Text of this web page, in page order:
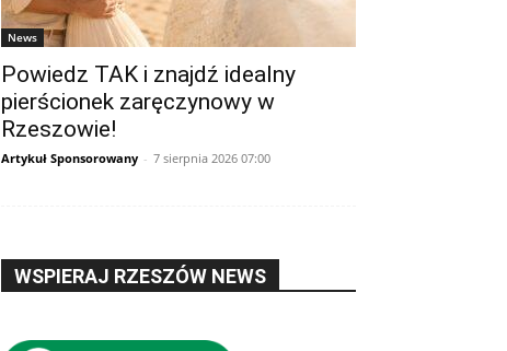
News
Powiedz TAK i znajdź idealny
pierścionek zaręczynowy w
Rzeszowie!
Artykuł Sponsorowany - 7 sierpnia 2026 07:00
WSPIERAJ RZESZÓW NEWS